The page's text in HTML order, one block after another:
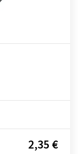
2,35 €